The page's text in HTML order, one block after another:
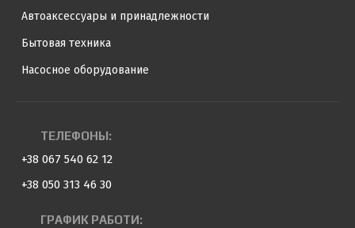
Автоаксессуары и принадлежности
Бытовая техника
Насосное оборудование
ТЕЛЕФОНЫ:
+38 067 540 62 12
+38 050 313 46 30
ГРАФИК РАБОТИ: